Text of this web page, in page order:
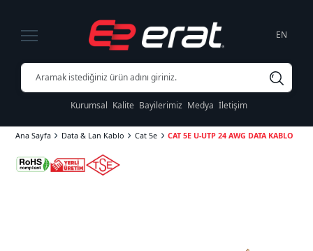
EN
Kurumsal Kalite Bayilerimiz Medya İletişim
Ana Sayfa Data & Lan Kablo Cat 5e CAT 5E U-UTP 24 AWG DATA KABLO